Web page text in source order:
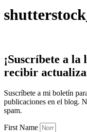
¡Suscríbete a la
recibir
Suscríbete a mi boletín
publicaciones en el blog.
spam.
First Name